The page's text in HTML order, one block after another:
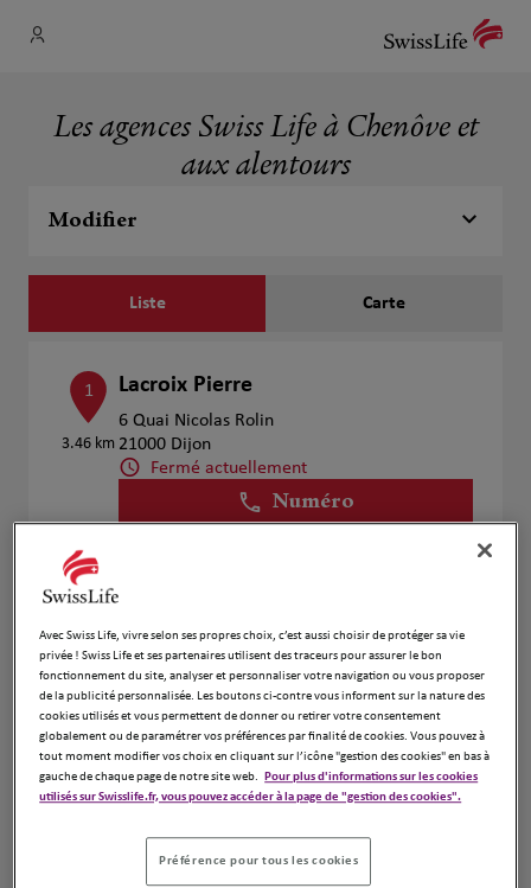
Les agences Swiss Life à Chenôve et
aux alentours
Modifier
Liste Carte
1
3.46 km
Lacroix Pierre
6 Quai Nicolas Rolin
21000 Dijon
Fermé actuellement
Numéro
2
4.93 km
Assurances Bailly
79 Rue Jean-Jacques Rousseau
21000 Dijon
Fermé actuellement
Numéro
Avec Swiss Life, vivre selon ses propres choix, c’est aussi choisir de protéger sa vie
privée ! Swiss Life et ses partenaires utilisent des traceurs pour assurer le bon
fonctionnement du site, analyser et personnaliser votre navigation ou vous proposer
de la publicité personnalisée. Les boutons ci-contre vous informent sur la nature des
cookies utilisés et vous permettent de donner ou retirer votre consentement
globalement ou de paramétrer vos préférences par finalité de cookies. Vous pouvez à
tout moment modifier vos choix en cliquant sur l’icône "gestion des cookies" en bas à
gauche de chaque page de notre site web. Pour plus d'informations sur les cookies
utilisés sur Swisslife.fr, vous pouvez accéder à la page de "gestion des cookies".
Préférence pour tous les cookies